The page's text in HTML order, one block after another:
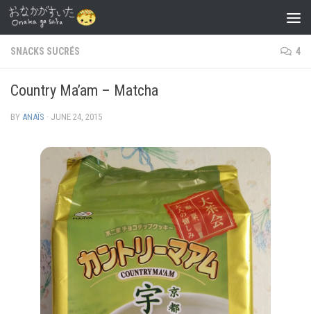
Skip to content
SNACKS SUCRÉS 4
Country Ma’am – Matcha
BY ANAÏS · JUNE 24, 2015